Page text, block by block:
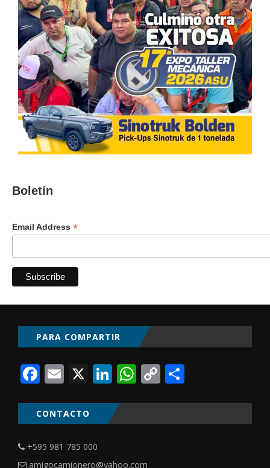
Boletín
Email Address *
PARA COMPARTIR
Facebook
Email
X LinkedIn
WhatsApp
Copy
CONTACTO
+595 981 785 000
amigocamionero@yahoo.com